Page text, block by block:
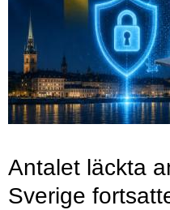
Antalet läckta
Sverige